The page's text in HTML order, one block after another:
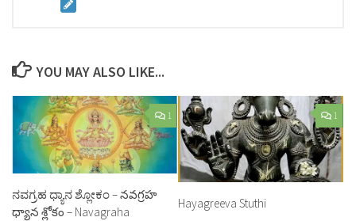
YOU MAY ALSO LIKE...
1
ನವಗ್ರಹ ಧ್ಯಾನ ಶ್ಲೋಕಂ – నవగ్రహ
ధ్యాన శ్లోకం – Navagraha
1
Hayagreeva Stuthi